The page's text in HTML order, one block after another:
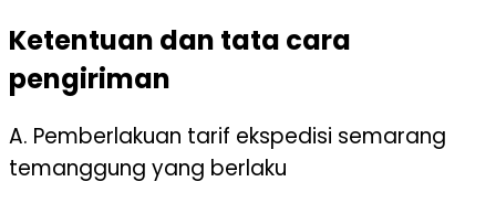
Ketentuan dan tata cara
pengiriman
A. Pemberlakuan tarif ekspedisi semarang
temanggung yang berlaku